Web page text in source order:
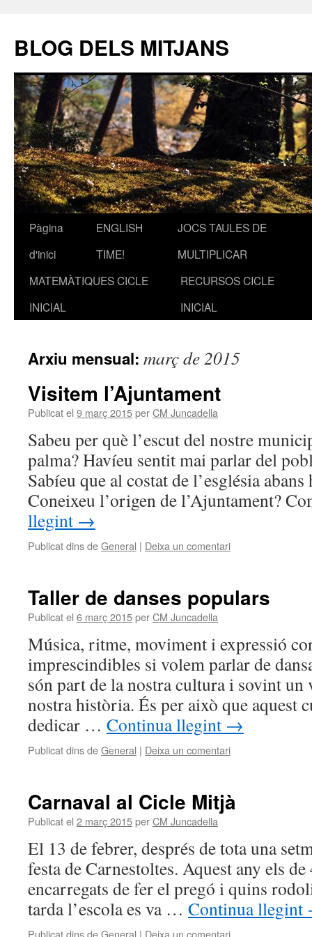
BLOG DELS MITJANS
Vés
contingut
Pàgina
d'inici
ENGLISH
TIME!
JOCS TAULES DE
MULTIPLICAR
MATEMÀTIQUES CICLE
INICIAL
RECURSOS CICLE
INICIAL
Arxiu mensual: març de 2015
Visitem l’Ajuntament
Publicat el 9 març 2015perCM Juncadella
Sabeu per què l’escut del nostre
palma? Havíeu sentit mai parlar del
Sabíeu que al costat de l’església
Coneixeu l’origen de l’Ajuntament?
llegint →
Publicat dins deGeneral | Deixa un comentari
Taller de danses populars
Publicat el 6 març 2015perCM Juncadella
Música, ritme, moviment i expressió
imprescindibles si volem parlar de
són part de la nostra cultura i sovint un
nostra història. És per això que aquest
dedicar … Continua llegint →
Publicat dins deGeneral | Deixa un comentari
Carnaval al Cicle Mitjà
Publicat el 2 març 2015perCM Juncadella
El 13 de febrer, després de tota una
festa de Carnestoltes. Aquest any els
encarregats de fer el pregó i quins
tarda l’escola es va … Continua llegint
Publicat dins deGeneral | Deixa un comentari